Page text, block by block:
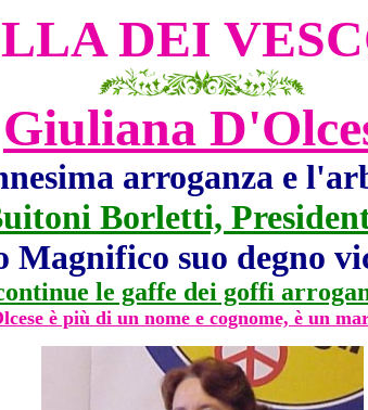
DEI
Giuliana
arroganza e
Borletti,
Magnifico suo degno
le gaffe dei goffi
è più di un nome e cognome, è un